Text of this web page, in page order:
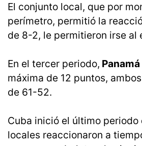
El conjunto local, que por
perímetro, permitió la
de 8-2, le permitieron irse al
En el tercer periodo,
máxima de 12 puntos,
de 61-52.
Cuba inició el último periodo
locales reaccionaron a